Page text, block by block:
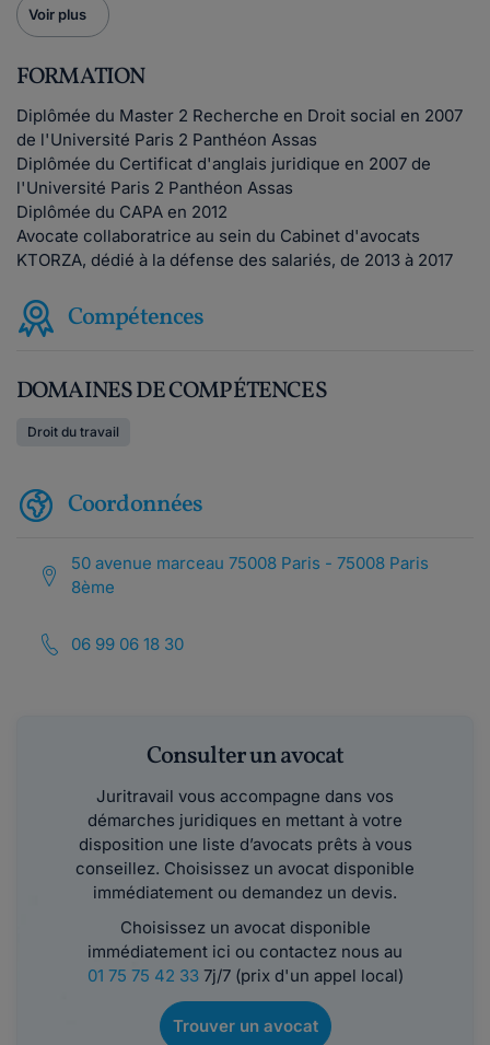
Voir plus
FORMATION
Diplômée du Master 2 Recherche en Droit social en 2007
de l'Université Paris 2 Panthéon Assas
Diplômée du Certificat d'anglais juridique en 2007 de
l'Université Paris 2 Panthéon Assas
Diplômée du CAPA en 2012
Avocate collaboratrice au sein du Cabinet d'avocats
KTORZA, dédié à la défense des salariés, de 2013 à 2017
Compétences
DOMAINES DE COMPÉTENCES
Droit du travail
Coordonnées
50 avenue marceau 75008 Paris - 75008 Paris
8ème
06 99 06 18 30
Consulter un avocat
Juritravail vous accompagne dans vos
démarches juridiques en mettant à votre
disposition une liste d’avocats prêts à vous
conseillez. Choisissez un avocat disponible
immédiatement ou demandez un devis.
Choisissez un avocat disponible
immédiatement ici ou contactez nous au
01 75 75 42 337j/7 (prix d'un appel local)
Trouver un avocat